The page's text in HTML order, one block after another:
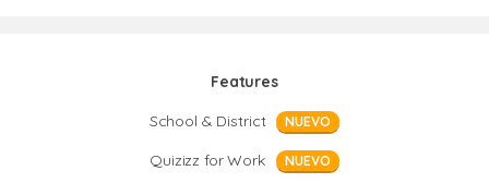
Features
School & District
NUEVO
Quizizz for Work NUEVO